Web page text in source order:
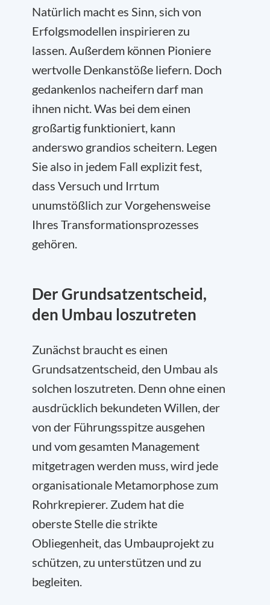
Natürlich macht es Sinn, sich von
Erfolgsmodellen inspirieren zu
lassen. Außerdem können Pioniere
wertvolle Denkanstöße liefern. Doch
gedankenlos nacheifern darf man
ihnen nicht. Was bei dem einen
großartig funktioniert, kann
anderswo grandios scheitern. Legen
Sie also in jedem Fall explizit fest,
dass Versuch und Irrtum
unumstößlich zur Vorgehensweise
Ihres Transformationsprozesses
gehören.
Der Grundsatzentscheid,
den Umbau loszutreten
Zunächst braucht es einen
Grundsatzentscheid, den Umbau als
solchen loszutreten. Denn ohne einen
ausdrücklich bekundeten Willen, der
von der Führungsspitze ausgehen
und vom gesamten Management
mitgetragen werden muss, wird jede
organisationale Metamorphose zum
Rohrkrepierer. Zudem hat die
oberste Stelle die strikte
Obliegenheit, das Umbauprojekt zu
schützen, zu unterstützen und zu
begleiten.